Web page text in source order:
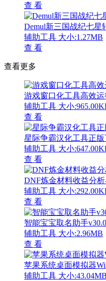
查 看
Demul新三国战纪七星
辅助工具 大小:1.27MB
查 看
查看更多
游戏窗口化工具高效运
辅助工具 大小
查 看
星际争霸汉化工具正版
辅助工具 大小
查 看
DNF炼金材料收益分
辅助工具 大小
查 看
智能宝宝取名助手v30.0
辅助工具 大小:2.96MB
查 看
苹果系统桌面模拟器
辅助工具 大小:43.04MB